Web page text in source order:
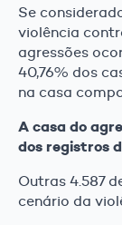
Se
violência
agressões
40,76% dos
na casa
A casa do
dos registros
Outras 4.587
cenário da